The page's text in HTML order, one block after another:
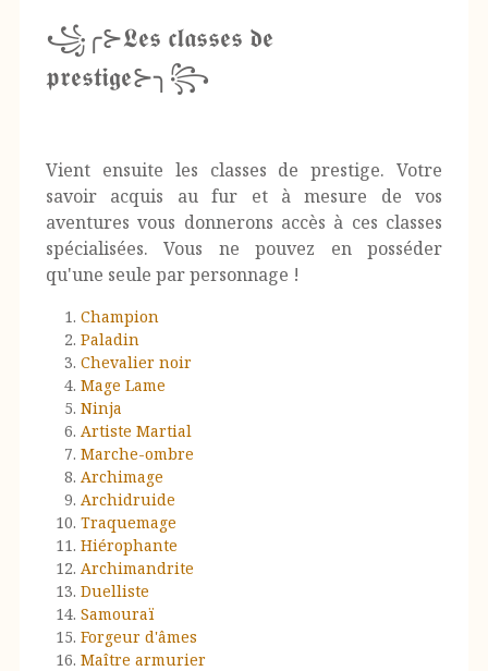
꧁╭⊱𝕷𝖊𝖘 𝖈𝖑𝖆𝖘𝖘𝖊𝖘 𝖉𝖊
𝖕𝖗𝖊𝖘𝖙𝖎𝖌𝖊⊱╮꧂
Vient ensuite les classes de prestige. Votre
savoir acquis au fur et à mesure de vos
aventures vous donnerons accès à ces classes
spécialisées. Vous ne pouvez en posséder
qu'une seule par personnage !
Champion
Paladin
Chevalier noir
Mage Lame
Ninja
Artiste Martial
Marche-ombre
Archimage
Archidruide
Traquemage
Hiérophante
Archimandrite
Duelliste
Samouraï
Forgeur d'âmes
Maître armurier